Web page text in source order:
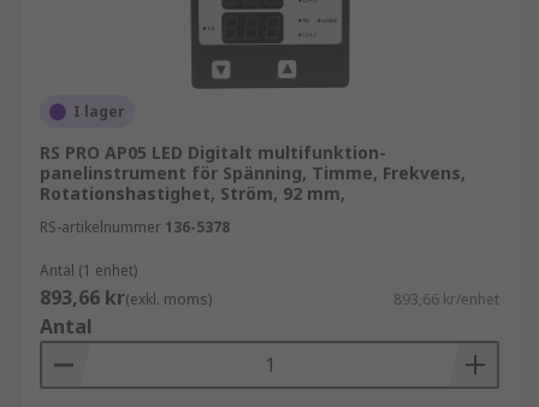
I lager
RS PRO AP05 LED Digitalt multifunktion-
panelinstrument för Spänning, Timme, Frekvens,
Rotationshastighet, Ström, 92 mm,
RS-artikelnummer 136-5378
Antal (1 enhet)
893,66 kr(exkl. moms) 893,66 kr/enhet
Antal